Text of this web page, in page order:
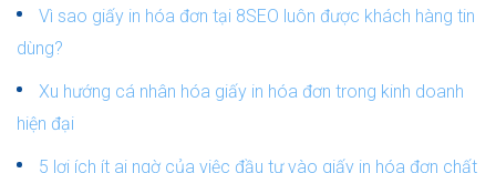
Vì sao giấy in hóa đơn tại 8SEO luôn được khách hàng tin
dùng?
Xu hướng cá nhân hóa giấy in hóa đơn trong kinh doanh
hiện đại
5 lợi ích ít ai ngờ của việc đầu tư vào giấy in hóa đơn chất